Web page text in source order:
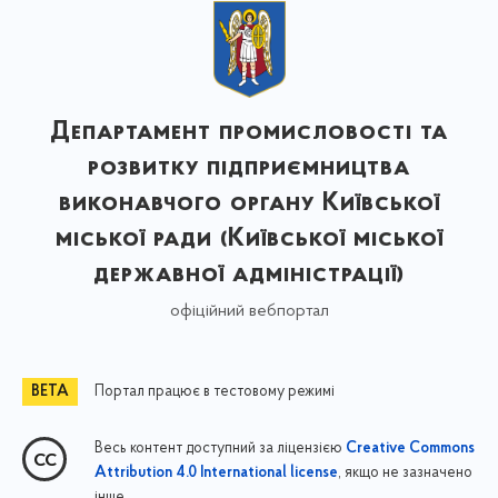
Департамент промисловості та
розвитку підприємництва
виконавчого органу Київської
міської ради (Київської міської
державної адміністрації)
офіційний вебпортал
Портал працює в тестовому режимі
Весь контент доступний за ліцензією Creative Commons
Attribution 4.0 International license, якщо не зазначено